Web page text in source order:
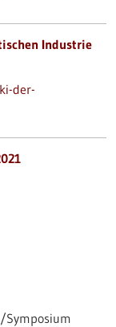
Industrie
der-
Symposium